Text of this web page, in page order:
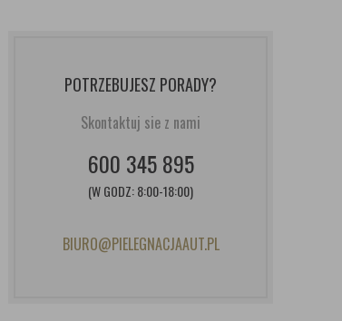
POTRZEBUJESZ PORADY?
Skontaktuj sie z nami
600 345 895
(W GODZ: 8:00-18:00)
BIURO@PIELEGNACJAAUT.PL